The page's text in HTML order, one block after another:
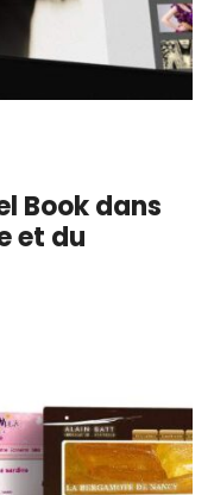
Book dans
et du